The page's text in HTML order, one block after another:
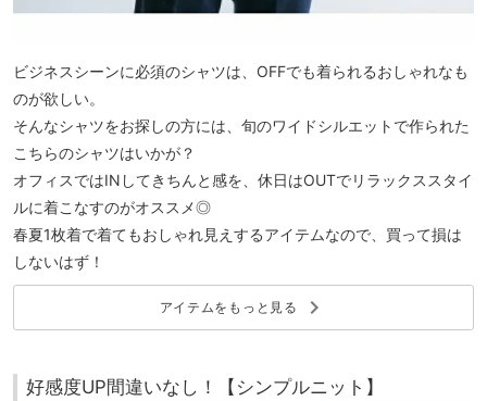
ビジネスシーンに必須のシャツは、OFFでも着られるおしゃれなも
のが欲しい。
そんなシャツをお探しの方には、旬のワイドシルエットで作られた
こちらのシャツはいかが？
オフィスではINしてきちんと感を、休日はOUTでリラックススタイ
ルに着こなすのがオススメ◎
春夏1枚着で着てもおしゃれ見えするアイテムなので、買って損は
しないはず！
アイテムをもっと見る keyboard_arrow_right
好感度UP間違いなし！【シンプルニット】